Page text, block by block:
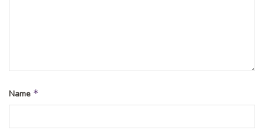
Name *